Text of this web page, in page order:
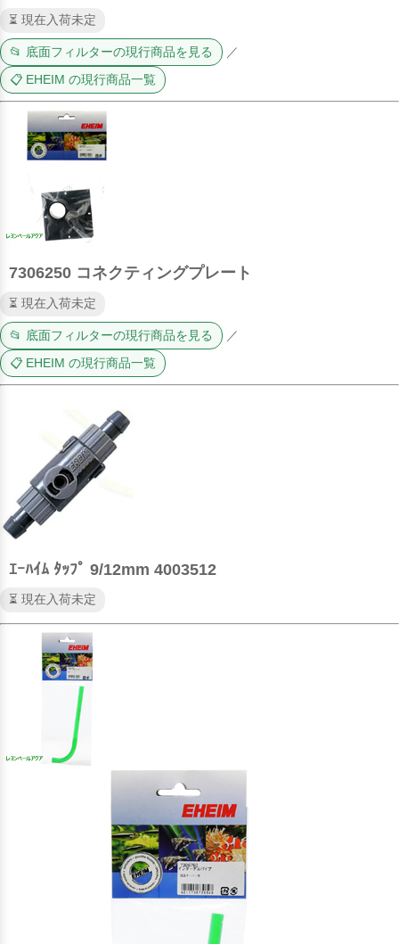
⏳ 現在入荷未定
📂 底面フィルターの現行商品を見る ／
📋 EHEIM の現行商品一覧
7306250 コネクティングプレート
⏳ 現在入荷未定
📂 底面フィルターの現行商品を見る ／
📋 EHEIM の現行商品一覧
ｴｰﾊｲﾑ ﾀｯﾌﾟ 9/12mm 4003512
⏳ 現在入荷未定